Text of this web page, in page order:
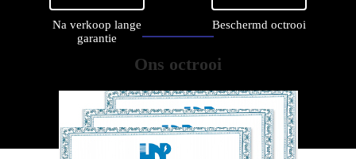
Na verkoop lange
garantie
Beschermd octrooi
Ons octrooi